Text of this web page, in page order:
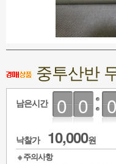
중투산반
남은시간 00
낙찰가 10,000원
※ 주의사항